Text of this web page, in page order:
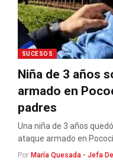
SUCESOS
Niña de 3 años
armado en
padres
Una niña de 3 años
ataque armado en
Por María Quesada - Jefa